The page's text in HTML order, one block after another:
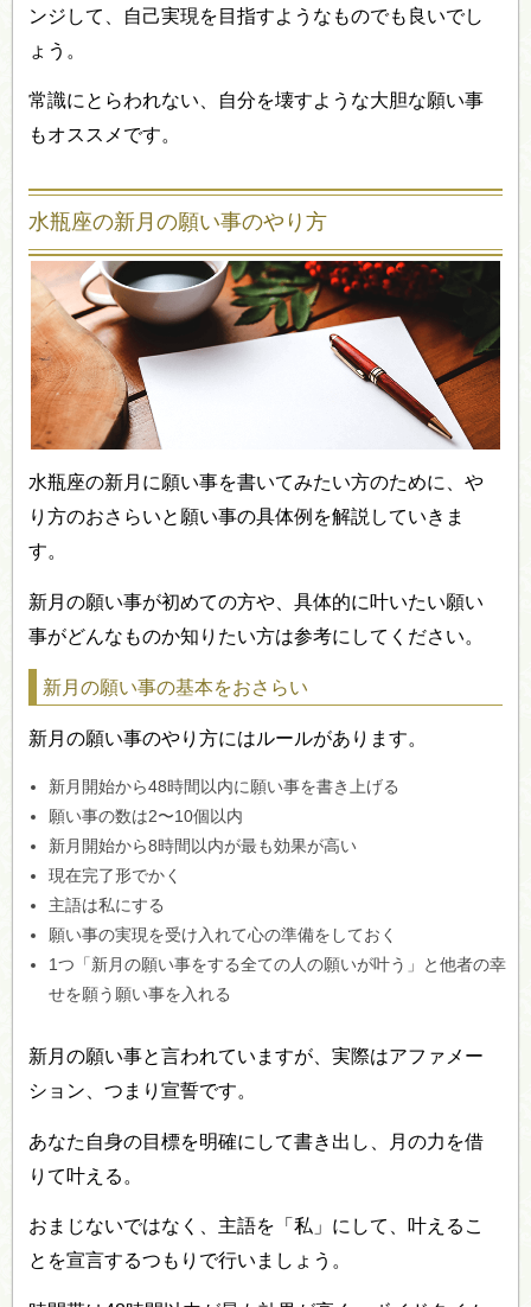
ンジして、自己実現を目指すようなものでも良いでし
ょう。
常識にとらわれない、自分を壊すような大胆な願い事
もオススメです。
水瓶座の新月の願い事のやり方
水瓶座の新月に願い事を書いてみたい方のために、や
り方のおさらいと願い事の具体例を解説していきま
す。
新月の願い事が初めての方や、具体的に叶いたい願い
事がどんなものか知りたい方は参考にしてください。
新月の願い事の基本をおさらい
新月の願い事のやり方にはルールがあります。
新月開始から48時間以内に願い事を書き上げる
願い事の数は2〜10個以内
新月開始から8時間以内が最も効果が高い
現在完了形でかく
主語は私にする
願い事の実現を受け入れて心の準備をしておく
1つ「新月の願い事をする全ての人の願いが叶う」と他者の幸
せを願う願い事を入れる
新月の願い事と言われていますが、実際はアファメー
ション、つまり宣誓です。
あなた自身の目標を明確にして書き出し、月の力を借
りて叶える。
おまじないではなく、主語を「私」にして、叶えるこ
とを宣言するつもりで行いましょう。